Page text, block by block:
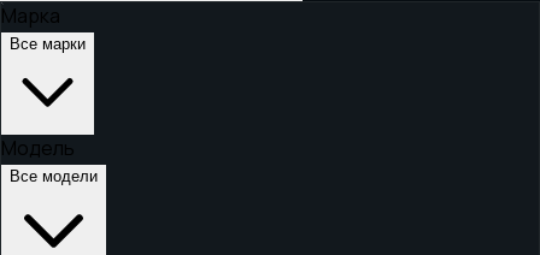
Марка
Все марки
Модель
Все модели